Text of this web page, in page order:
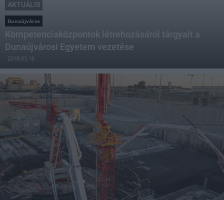
AKTUÁLIS
Dunaújváros
Kompetenciaközpontok létrehozásáról tárgyalt a
Dunaújvárosi Egyetem vezetése
2018.03.16